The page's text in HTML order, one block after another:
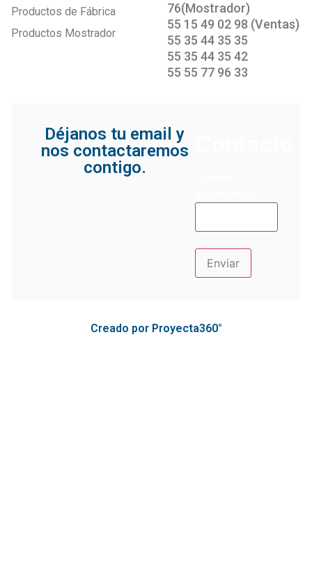
Productos de Fábrica
Productos Mostrador
76(Mostrador)
55 15 49 02 98 (Ventas)
55 35 44 35 35
55 35 44 35 42
55 55 77 96 33
Déjanos tu email y
nos contactaremos
contigo.
Creado por Proyecta360°